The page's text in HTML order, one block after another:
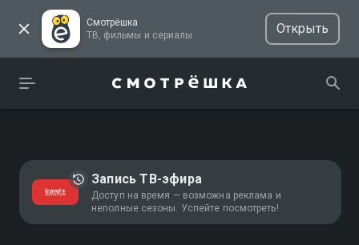
Смотрёшка
ТВ, фильмы и сериалы
Открыть
Запись ТВ-эфира
Доступ на время — возможна реклама и
неполные сезоны. Успейте посмотреть!